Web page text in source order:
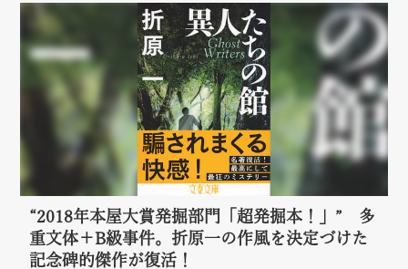
“2018年本屋大賞発掘部門「超発掘本！」” 多
重文体＋B級事件。折原一の作風を決定づけた
記念碑的傑作が復活！